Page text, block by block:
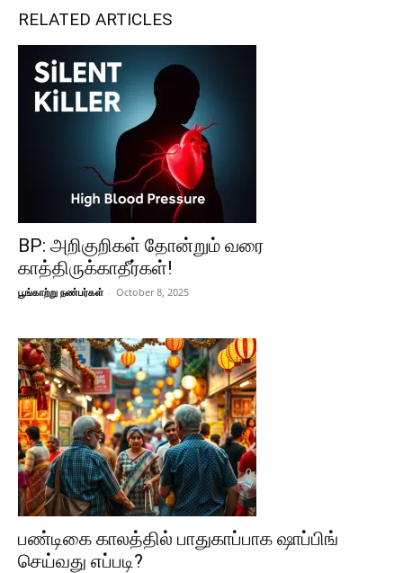
RELATED ARTICLES
BP: அறிகுறிகள் தோன்றும் வரை
காத்திருக்காதீர்கள்!
பூங்காற்று நண்பர்கள் - October 8, 2025
பண்டிகை காலத்தில் பாதுகாப்பாக ஷாப்பிங்
செய்வது எப்படி?